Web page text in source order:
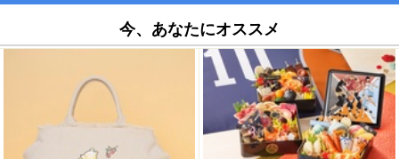
今、あなたにオススメ